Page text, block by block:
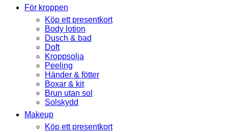
För kroppen
Köp ett presentkort
Body lotion
Dusch & bad
Doft
Kroppsolja
Peeling
Händer & fötter
Boxar & kit
Brun utan sol
Solskydd
Makeup
Köp ett presentkort